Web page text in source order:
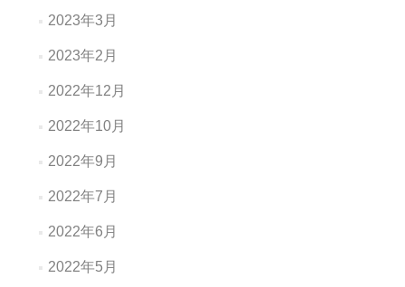
2023年3月
2023年2月
2022年12月
2022年10月
2022年9月
2022年7月
2022年6月
2022年5月